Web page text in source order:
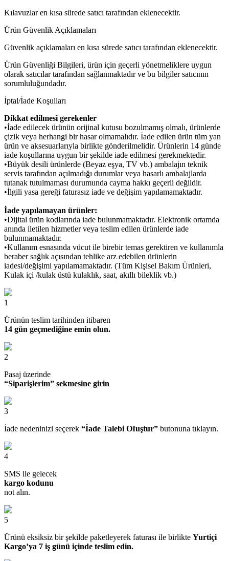
Kılavuzlar en kısa sürede satıcı tarafından eklenecektir.
Ürün Güvenlik Açıklamaları
Güvenlik açıklamaları en kısa sürede satıcı tarafından eklenecektir.
Ürün Güvenliği Bilgileri, ürün için geçerli yönetmeliklere uygun
olarak satıcılar tarafından sağlanmaktadır ve bu bilgiler satıcının
sorumluluğundadır.
İptal/İade Koşulları
Dikkat edilmesi gerekenler
•İade edilecek ürünün orijinal kutusu bozulmamış olmalı, ürünlerde
çizik veya herhangi bir hasar olmamalıdır. İade edilen ürün tüm yan
ürün ve aksesuarlarıyla birlikte gönderilmelidir. Ürünlerin 14 günde
iade koşullarına uygun bir şekilde iade edilmesi gerekmektedir.
•Büyük desili ürünlerde (Beyaz eşya, TV vb.) ambalajın teknik
servis tarafından açılmadığı durumlar veya hasarlı ambalajlarda
tutanak tutulmaması durumunda cayma hakkı geçerli değildir.
•İlgili yasa gereği faturasız iade ve değişim yapılamamaktadır.
İade yapılamayan ürünler:
•Dijital ürün kodlarında iade bulunmamaktadır. Elektronik ortamda
anında iletilen hizmetler veya teslim edilen ürünlerde iade
bulunmamaktadır.
•Kullanım esnasında vücut ile birebir temas gerektiren ve kullanımla
beraber sağlık açısından tehlike arz edebilen ürünlerin
iadesi/değişimi yapılamamaktadır. (Tüm Kişisel Bakım Ürünleri,
Kulak içi /kulak üstü kulaklık, saat, akıllı bileklik vb.)
1
Ürünün teslim tarihinden itibaren
14 gün geçmediğine emin olun.
2
Pasaj üzerinde
“Siparişlerim” sekmesine girin
3
İade nedeninizi seçerek “İade Talebi OIuştur” butonuna tıklayın.
4
SMS ile gelecek
kargo kodunu
not alın.
5
Ürünü eksiksiz bir şekilde paketleyerek faturası ile birlikte Yurtiçi
Kargo’ya 7 iş günü içinde teslim edin.